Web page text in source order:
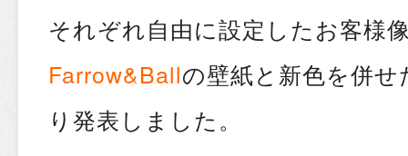
それぞれ自由に設定したお客様
Farrow&Ballの壁紙と新色を併
り発表しました。